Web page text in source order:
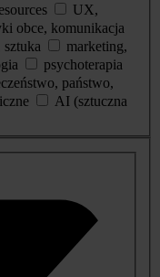
UX,
obce, komunikacja
marketing,
psychoterapia
państwo,
AI (sztuczna